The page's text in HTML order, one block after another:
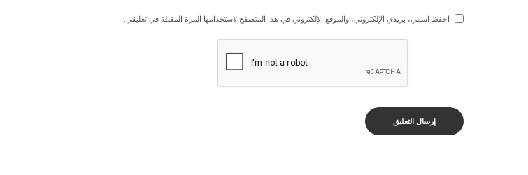
احفظ اسمي، بريدي الإلكتروني، والموقع الإلكتروني في هذا المتصفح لاستخدامها المرة المقبلة في تعليقي.